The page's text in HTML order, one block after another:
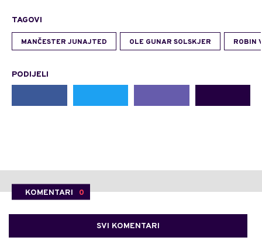
TAGOVI
MANČESTER JUNAJTED OLE GUNAR SOLSKJER ROBIN
PODIJELI
KOMENTARI 0
SVI KOMENTARI